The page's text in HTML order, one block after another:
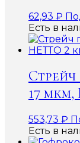
62,93 ₽
Есть в
Стрейч
17
553,73 ₽
Есть в